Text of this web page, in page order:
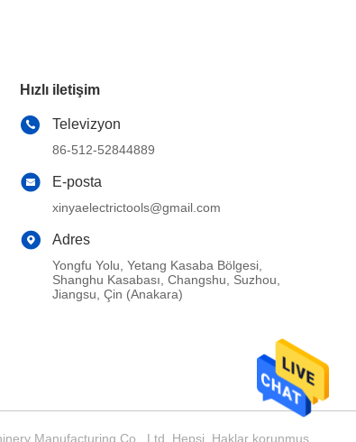
Hızlı iletişim
Televizyon
86-512-52844889
E-posta
xinyaelectrictools@gmail.com
Adres
Yongfu Yolu, Yetang Kasaba Bölgesi,
Shanghu Kasabası, Changshu, Suzhou,
Jiangsu, Çin (Anakara)
Manufacturing Co., Ltd. Hepsi. Haklar korunmuş.